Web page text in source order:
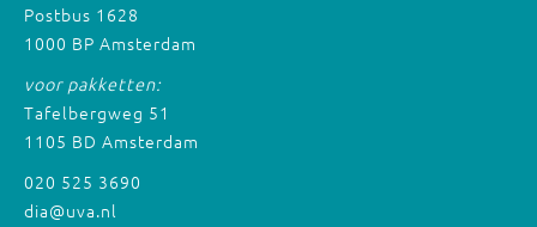
Postbus 1628
1000 BP Amsterdam
voor pakketten:
Tafelbergweg 51
1105 BD Amsterdam
020 525 3690
dia@uva.nl